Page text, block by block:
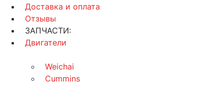
Доставка и оплата
Отзывы
ЗАПЧАСТИ:
Двигатели
Weichai
Cummins